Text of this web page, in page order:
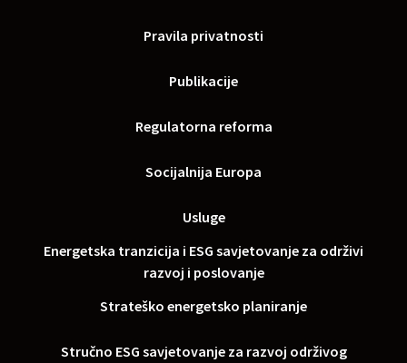
Pravila privatnosti
Publikacije
Regulatorna reforma
Socijalnija Europa
Usluge
Energetska tranzicija i ESG savjetovanje za održivi
razvoj i poslovanje
Strateško energetsko planiranje
Stručno ESG savjetovanje za razvoj održivog